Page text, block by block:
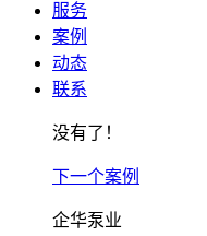
服务
案例
动态
联系
没有了！
下一个案例
企华泵业